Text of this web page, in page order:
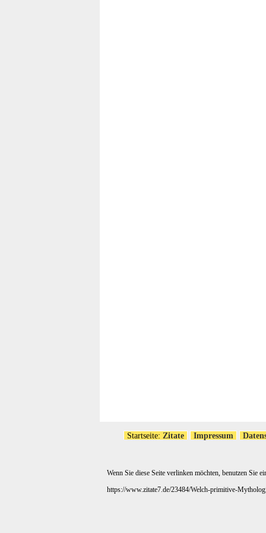
Startseite: Zitate Impressum
Wenn Sie diese Seite verlinken möchten, benutzen Sie
https://www.zitate7.de/23484/Welch-primitive-